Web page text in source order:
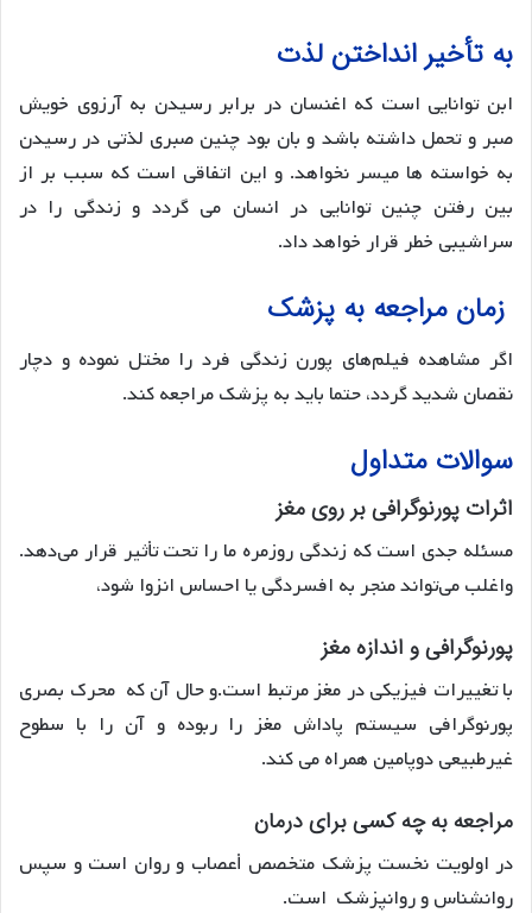
به تأخیر انداختن لذت
ابن توانایی است که اغنسان در برابر رسیدن به آرزوی خویش
صبر و تحمل داشته باشد و بان بود چنین صبری لذتی در رسیدن
به خواسته ها میسر نخواهد. و این اتفاقی است که سبب بر از
بین رفتن چنین توانایی در انسان می گردد و زندگی را در
سراشیبی خطر قرار خواهد داد.
زمان مراجعه به پزشک
اگر مشاهده فیلم‌های پورن زندگی فرد را مختل نموده و دچار
نقصان شدید گردد، حتما باید به پزشک مراجعه کند.
سوالات متداول
اثرات پورنوگرافی بر روی مغز
مسئله جدی است که زندگی روزمره ما را تحت تأثیر قرار می‌دهد.
واغلب می‌تواند منجر به افسردگی یا احساس انزوا شود،
پورنوگرافی و اندازه مغز
با تغییرات فیزیکی در مغز مرتبط است.و حال آن که محرک بصری
پورنوگرافی سیستم پاداش مغز را ربوده و آن را با سطوح
غیرطبیعی دوپامین همراه می کند.
مراجعه به چه کسی برای درمان
در اولویت نخست پزشک متخصص أعصاب و روان است و سپس
روانشناس و روانپزشک است.